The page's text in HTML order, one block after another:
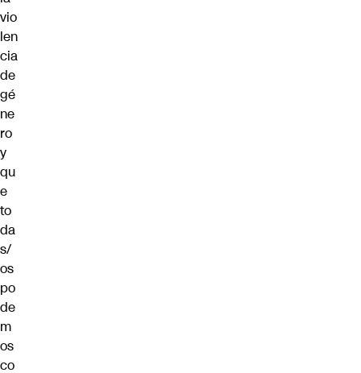
vio
len
cia
de
gé
ne
ro
y
qu
e
to
da
s/
os
po
de
m
os
co